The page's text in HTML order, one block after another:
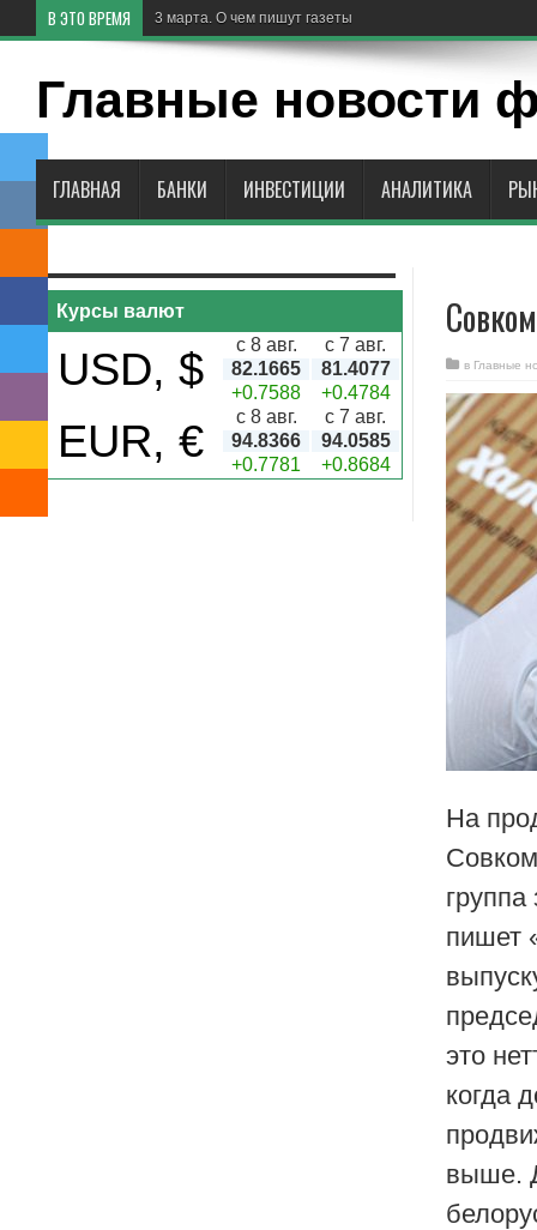
В ЭТО ВРЕМЯ 3 марта. О чем пишут газеты
Главные новости
ГЛАВНАЯ БАНКИ ИНВЕСТИЦИИ АНАЛИТИКА
в Главные
На
пишет
это
когда
выше.
Курсы валют
USD, $ с 8 авг.
с 7 авг.
82.1665
81.4077
+0.7588
+0.4784
EUR, € с 8 авг.
с 7 авг.
94.8366
94.0585
+0.7781
+0.8684